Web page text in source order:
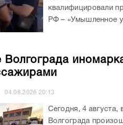
квалифицировали
РФ – «Умышленное
Волгограда
04.08.2026 20:13
Сегодня, 4
Волгограда